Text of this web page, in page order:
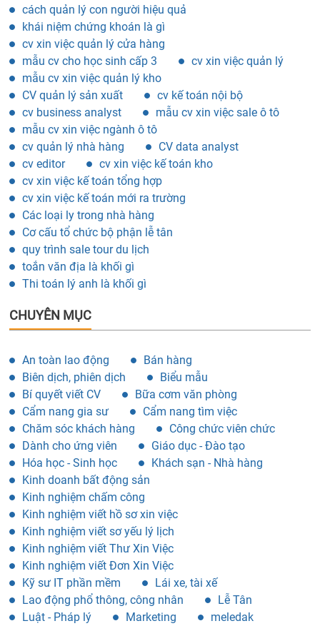
cách quản lý con người hiệu quả
khái niệm chứng khoán là gì
cv xin việc quản lý cửa hàng
mẫu cv cho học sinh cấp 3
cv xin việc quản lý
mẫu cv xin việc quản lý kho
CV quản lý sản xuất
cv kế toán nội bộ
cv business analyst
mẫu cv xin việc sale ô tô
mẫu cv xin việc ngành ô tô
cv quản lý nhà hàng
CV data analyst
cv editor
cv xin việc kế toán kho
cv xin việc kế toán tổng hợp
cv xin việc kế toán mới ra trường
Các loại ly trong nhà hàng
Cơ cấu tổ chức bộ phận lễ tân
quy trình sale tour du lịch
toắn văn địa là khối gì
Thi toán lý anh là khối gì
CHUYÊN MỤC
An toàn lao động
Bán hàng
Biên dịch, phiên dịch
Biểu mẫu
Bí quyết viết CV
Bữa cơm văn phòng
Cẩm nang gia sư
Cẩm nang tìm việc
Chăm sóc khách hàng
Công chức viên chức
Dành cho ứng viên
Giáo dục - Đào tạo
Hóa học - Sinh học
Khách sạn - Nhà hàng
Kinh doanh bất động sản
Kinh nghiệm chấm công
Kinh nghiệm viết hồ sơ xin việc
Kinh nghiệm viết sơ yếu lý lịch
Kinh nghiệm viết Thư Xin Việc
Kinh nghiệm viết Đơn Xin Việc
Kỹ sư IT phần mềm
Lái xe, tài xế
Lao động phổ thông, công nhân
Lễ Tân
Luật - Pháp lý
Marketing
meledak